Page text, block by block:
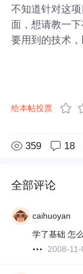
不知道针对这
面，想请教一
要用到的技术，
给本帖投票
359 18
全部评论
caihuoyan
学了基础 怎
2008-11-